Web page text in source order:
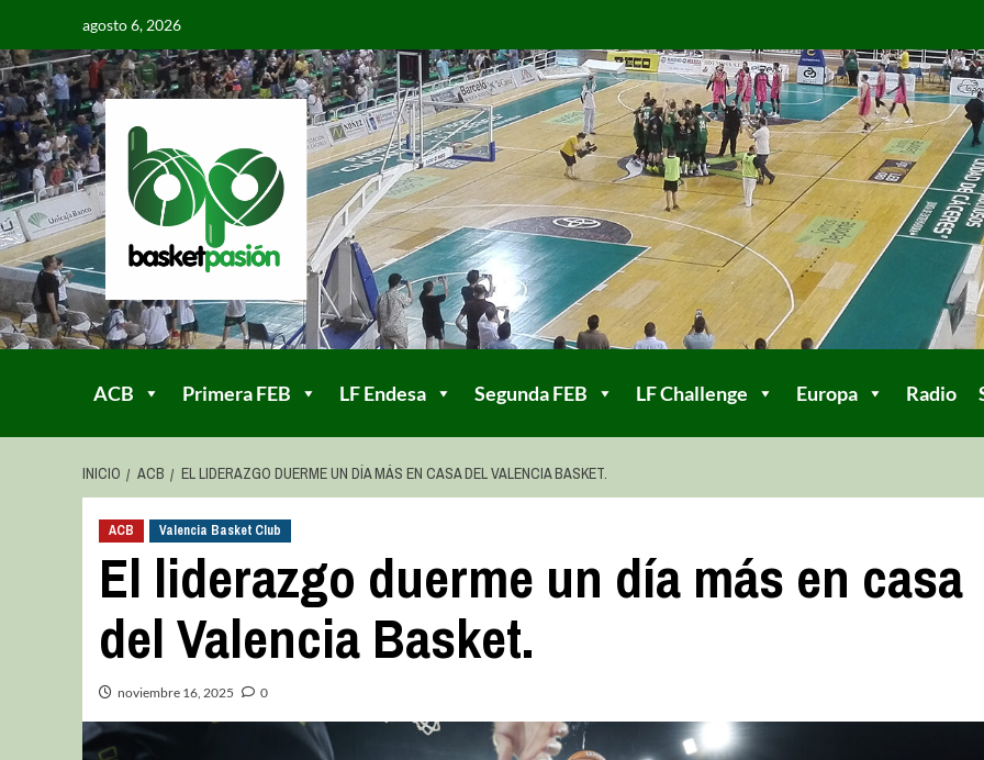
agosto 6, 2026
ACB Primera FEB LF Endesa Segunda FEB LF Challenge Europa Radio
INICIO ACB EL LIDERAZGO DUERME UN DÍA MÁS EN CASA DEL VALENCIA BASKET.
ACB Valencia Basket Club
El liderazgo duerme un día más en casa
del Valencia Basket.
noviembre 16, 2025 0